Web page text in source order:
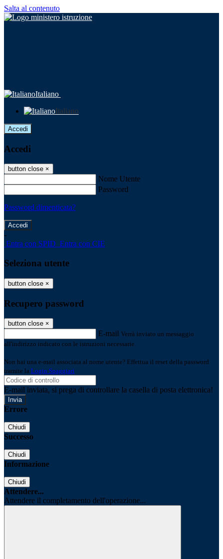
Salta al contenuto
Italiano
Italiano
Accedi
Accedi
button close ×
Nome Utente
Password
Password dimenticata?
-
Entra con SPID Entra con CIE
Seleziona utente
button close ×
Recupero password
button close ×
E-mail Verrà inviato un messaggio
all'indirizzo indicato con le istruzioni necessarie.
Non hai una e-mail associata al nome utente? Effettua il reset della password
tramite la Login Spaggiari
E-mail inviata, si prega di controllare la casella di posta elettronica!
Errore
Chiudi
Successo
Chiudi
Informazione
Chiudi
Attendere...
Attendere il completamento dell'operazione...